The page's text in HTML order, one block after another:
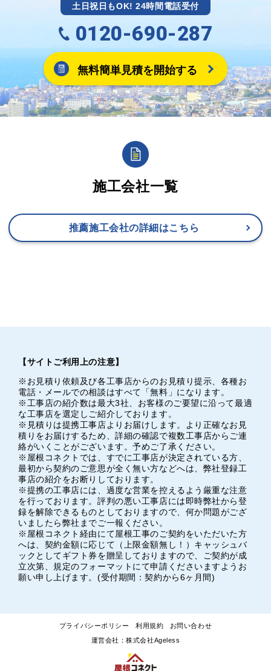
土日祝日もOK! 24時間電話受付
0120-690-287
無料簡単見積を開始する
施工会社一覧
推薦施工会社の詳細はこちら
【サイトご利用上の注意】
※お見積り依頼及び各工事店からのお見積り提示、各種お
電話・メールでの相談はすべて「無料」になります。
※工事店の紹介数は最大3社、お客様のご要望に沿って最適
な工事店を選定しご紹介しております。
※見積りは提携工事店よりお届けします。より正確なお見
積りをお届けするため、詳細の確認で複数工事店からご連
絡がいくことがございます。予めご了承ください。
※屋根コネクトでは、すでに工事店が決定されている方、
最初から契約のご意思が全く無い方などへは、弊社登録工
事店の紹介をお断りしております。
※提携の工事店には、過度な営業を控えるよう厳重な注意
を行っております。評判の悪い工事店には即時弊社から登
録を解除できるものとしておりますので、何か問題がござ
いましたら弊社までご一報ください。
※屋根コネクト経由にて屋根工事のご契約をいただいた方
へは、契約金額に応じて（上限金額無し！）キャッシュバ
ックとしてギフト券を贈呈しておりますので、ご契約が成
立次第、規定のフォーマットにて申請くださいますようお
願い申し上げます。(受付期間：契約から6ヶ月間)
プライバシーポリシー 利用規約 お問い合わせ
運営会社：株式会社Ageless